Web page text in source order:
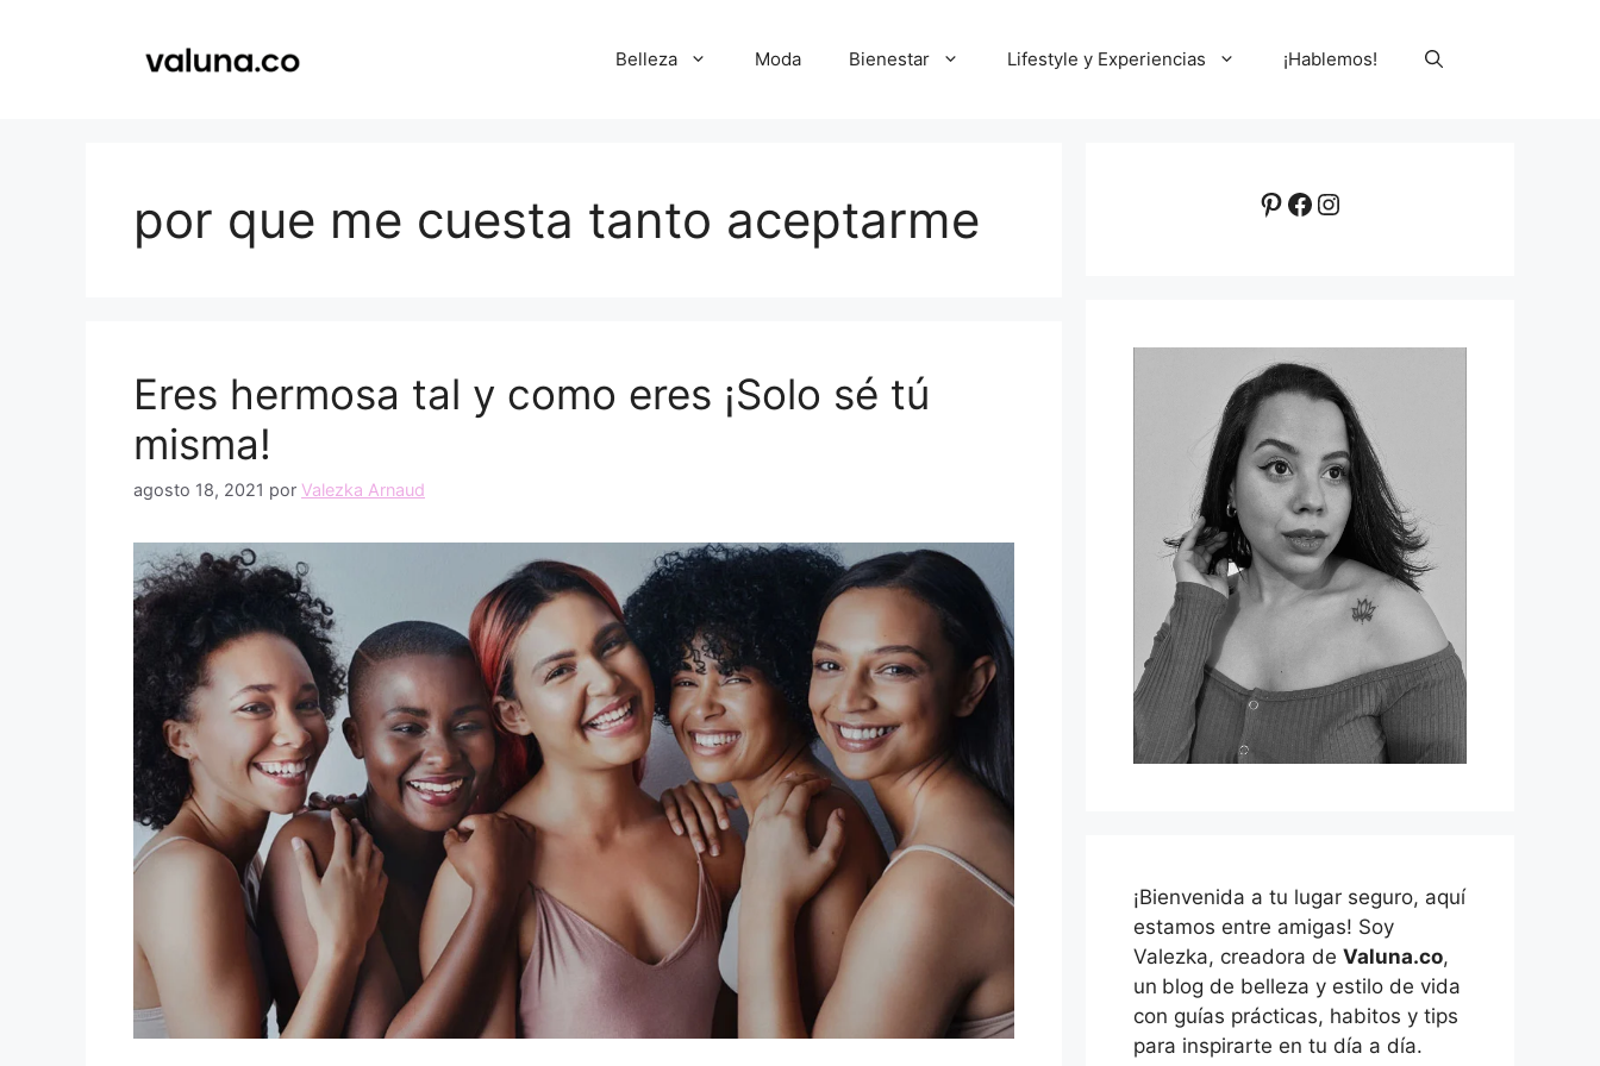
Belleza Moda Bienestar Lifestyle y Experiencias ¡Hablemos!
por que me cuesta tanto aceptarme
Eres hermosa tal y como eres ¡Solo sé tú
misma!
agosto 18, 2021 por Valezka Arnaud
Pinterest
Facebook
Instagram
¡Bienvenida a tu lugar seguro, aquí
estamos entre amigas! Soy
Valezka, creadora de Valuna.co,
un blog de belleza y estilo de vida
con guías prácticas, habitos y tips
para inspirarte en tu día a día.